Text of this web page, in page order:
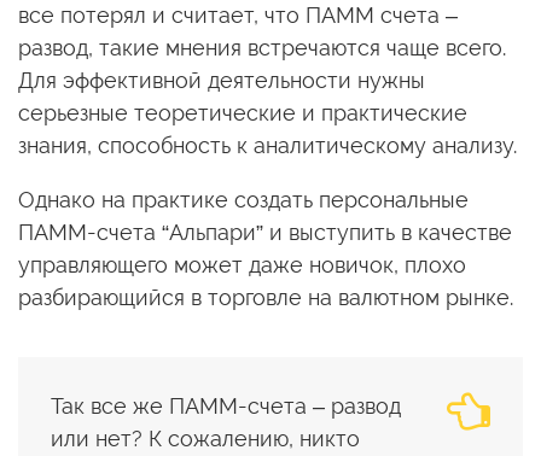
все потерял и считает, что ПАММ счета –
развод, такие мнения встречаются чаще всего.
Для эффективной деятельности нужны
серьезные теоретические и практические
знания, способность к аналитическому анализу.
Однако на практике создать персональные
ПАММ-счета “Альпари” и выступить в качестве
управляющего может даже новичок, плохо
разбирающийся в торговле на валютном рынке.
Так все же ПАММ-счета – развод
или нет? К сожалению, никто